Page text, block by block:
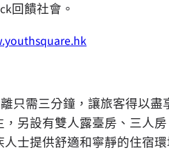
回饋社會。
只需三分鐘，讓旅客得以
另設有雙人露臺房、三人
士提供舒適和寧靜的住宿環